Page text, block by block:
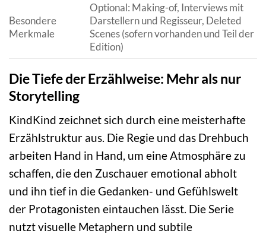
Besondere
Merkmale
Optional: Making-of, Interviews mit
Darstellern und Regisseur, Deleted
Scenes (sofern vorhanden und Teil der
Edition)
Die Tiefe der Erzählweise: Mehr als nur
Storytelling
KindKind zeichnet sich durch eine meisterhafte
Erzählstruktur aus. Die Regie und das Drehbuch
arbeiten Hand in Hand, um eine Atmosphäre zu
schaffen, die den Zuschauer emotional abholt
und ihn tief in die Gedanken- und Gefühlswelt
der Protagonisten eintauchen lässt. Die Serie
nutzt visuelle Metaphern und subtile